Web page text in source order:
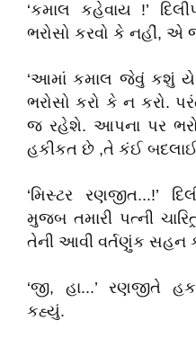
‘કમાલ કહેવાય !’
ભરોસો કરવો કે નહીં, એ
‘આમાં કમાલ જેવું કશું યે
ભરોસો કરો કે ન કરો.
જ રહેશે. આપના પર
હકીકત છે ,તે કંઈ બદલાઈ
‘મિસ્ટર રણજીત...!’
મુજબ તમારી પત્ની
તેની આવી વર્તણુંક સહન
‘જી, હા...’ રણજીતે
કહ્યું.